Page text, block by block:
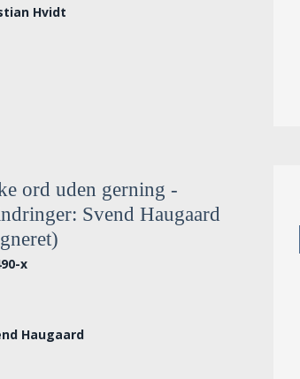
Hvidt
ord uden gerning -
Svend Haugaard
x
Haugaard